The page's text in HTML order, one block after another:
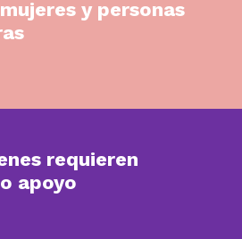
y personas
requieren
apoyo